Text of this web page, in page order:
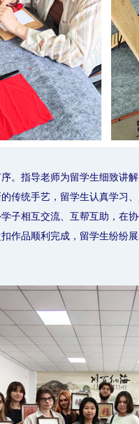
。指导老师为留学生细致讲
传统手艺，留学生认真学习
子相互交流、互帮互助，在
作品顺利完成，留学生纷纷